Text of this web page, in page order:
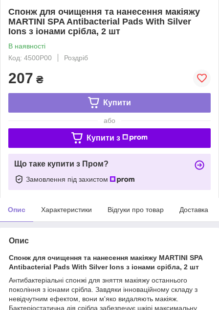
Спонж для очищення та нанесення макіяжу
MARTINI SPA Antibacterial Pads With Silver
Ions з іонами срібла, 2 шт
В наявності
Код: 4500P00
Роздріб
207 ₴
Купити
або
Купити з
Що таке купити з Пром?
Замовлення під захистом
Опис Характеристики Відгуки про товар Доставка
Опис
Спонж для очищення та нанесення макіяжу MARTINI SPA
Antibacterial Pads With Silver Ions з іонами срібла, 2 шт
Антибактеріальні спонжі для зняття макіяжу останнього
покоління з іонами срібла. Завдяки інноваційному складу з
невідчутним ефектом, вони м'яко видаляють макіяж.
Бактеріостатична дія срібла забезпечує шкірі максимальну